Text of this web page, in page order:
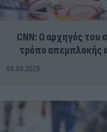
CNN: Ο αρχηγός
τρόπο απεμπλοκής
08.08.2026